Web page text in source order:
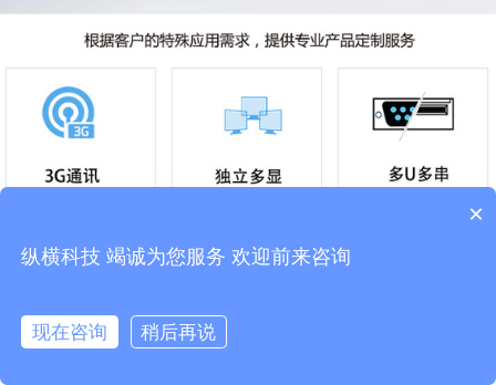
×
纵横科技 竭诚为您服务 欢迎前来咨询
现在咨询 稍后再说